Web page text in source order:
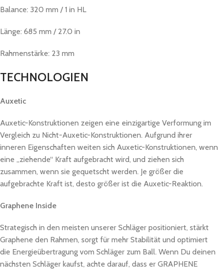
Balance: 320 mm / 1 in HL
Länge: 685 mm / 27.0 in
Rahmenstärke: 23 mm
TECHNOLOGIEN
Auxetic
Auxetic-Konstruktionen zeigen eine einzigartige Verformung im
Vergleich zu Nicht-Auxetic-Konstruktionen. Aufgrund ihrer
inneren Eigenschaften weiten sich Auxetic-Konstruktionen, wenn
eine „ziehende“ Kraft aufgebracht wird, und ziehen sich
zusammen, wenn sie gequetscht werden. Je größer die
aufgebrachte Kraft ist, desto größer ist die Auxetic-Reaktion.
Graphene Inside
Strategisch in den meisten unserer Schläger positioniert, stärkt
Graphene den Rahmen, sorgt für mehr Stabilität und optimiert
die Energieübertragung vom Schläger zum Ball. Wenn Du deinen
nächsten Schläger kaufst, achte darauf, dass er GRAPHENE